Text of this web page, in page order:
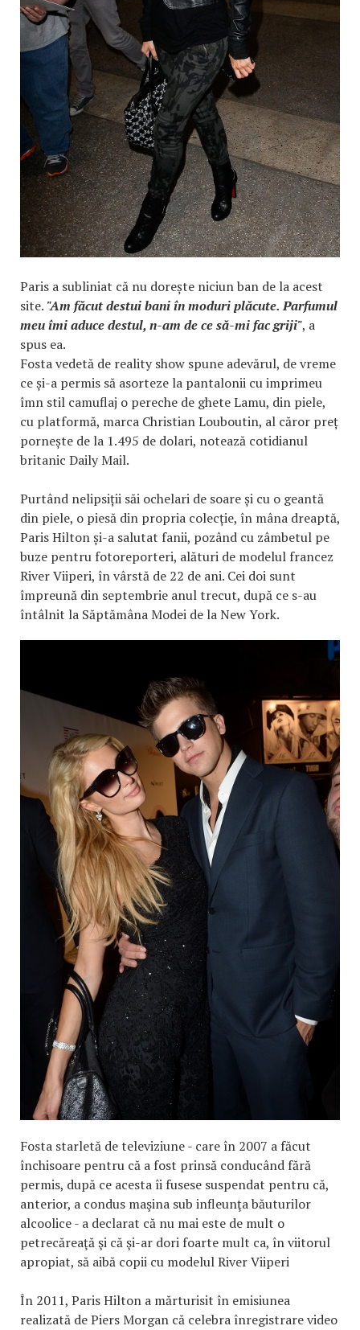
Paris a subliniat că nu dorește niciun ban de la acest
site. "Am făcut destui bani în moduri plăcute. Parfumul
meu îmi aduce destul, n-am de ce să-mi fac griji", a
spus ea.
Fosta vedetă de reality show spune adevărul, de vreme
ce și-a permis să asorteze la pantalonii cu imprimeu
îmn stil camuflaj o pereche de ghete Lamu, din piele,
cu platformă, marca Christian Louboutin, al căror preț
pornește de la 1.495 de dolari, notează cotidianul
britanic Daily Mail.
Purtând nelipsiții săi ochelari de soare și cu o geantă
din piele, o piesă din propria colecție, în mâna dreaptă,
Paris Hilton și-a salutat fanii, pozând cu zâmbetul pe
buze pentru fotoreporteri, alături de modelul francez
River Viiperi, în vârstă de 22 de ani. Cei doi sunt
împreună din septembrie anul trecut, după ce s-au
întâlnit la Săptămâna Modei de la New York.
Fosta starletă de televiziune - care în 2007 a făcut
închisoare pentru că a fost prinsă conducând fără
permis, după ce acesta îi fusese suspendat pentru că,
anterior, a condus maşina sub infleunţa băuturilor
alcoolice - a declarat că nu mai este de mult o
petrecăreaţă şi că şi-ar dori foarte mult ca, în viitorul
apropiat, să aibă copii cu modelul River Viiperi
În 2011, Paris Hilton a mărturisit în emisiunea
realizată de Piers Morgan că celebra înregistrare video